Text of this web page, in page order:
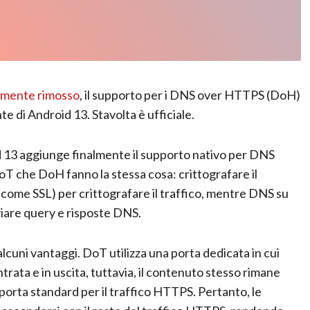
rimosso, il supporto per i DNS over HTTPS (DoH)
di Android 13. Stavolta è ufficiale.
13 aggiunge finalmente il supporto nativo per DNS
che DoH fanno la stessa cosa: crittografare il
SSL) per crittografare il traffico, mentre DNS su
query e risposte DNS.
vantaggi. DoT utilizza una porta dedicata in cui
e in uscita, tuttavia, il contenuto stesso rimane
standard per il traffico HTTPS. Pertanto, le